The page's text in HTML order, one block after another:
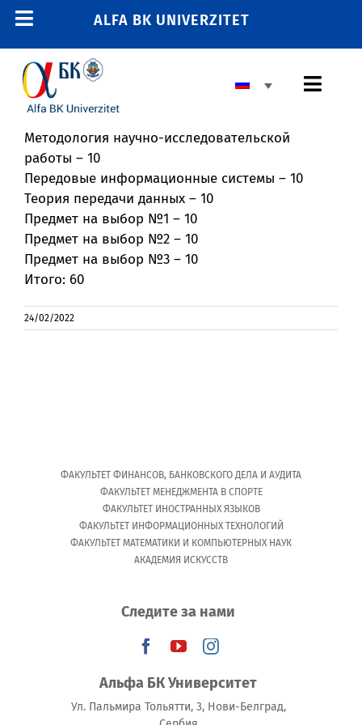
Skip
content
Toggle
Navigation
ГЛАВНАЯ
E-СТУДЕНТ
E-РАБОТНИК
011 2606380
info@alfa.edu.rs
ALFA BK UNIVERZITET
БАЗОВОЕ ВЫСШЕЕ ОБРАЗОВАНИЕ
МАГИСТРАТУРА
ДОКТОРАНТУРА
ЗАЧИСЛЕНИЕ
УНИВЕРСИТЕТ
Методология научно-исследовательской
работы – 10
Передовые информационные системы – 10
Теория передачи данных – 10
Предмет на выбор №1 – 10
Предмет на выбор №2 – 10
Предмет на выбор №3 – 10
Итого: 60
24/02/2022
ФАКУЛЬТЕТ ФИНАНСОВ, БАНКОВСКОГО ДЕЛА И АУДИТА
ФАКУЛЬТЕТ МЕНЕДЖМЕНТА В СПОРТЕ
ФАКУЛЬТЕТ ИНОСТРАННЫХ ЯЗЫКОВ
ФАКУЛЬТЕТ ИНФОРМАЦИОННЫХ ТЕХНОЛОГИЙ
ФАКУЛЬТЕТ МАТЕМАТИКИ И КОМПЬЮТЕРНЫХ НАУК
АКАДЕМИЯ ИСКУССТВ
Следите за нами
Альфа БК Университет
Ул. Пальмира Тольятти, 3, Нови-Белград,